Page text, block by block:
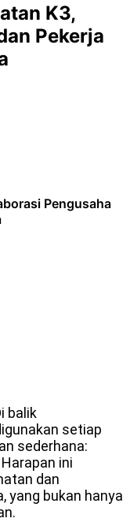
K3,
Pekerja
Pengusaha
balik
setiap
sederhana:
ini
dan
yang bukan hanya